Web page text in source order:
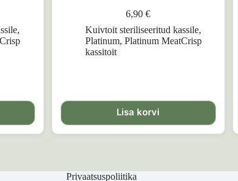
€
€
,
6,90€
Kuivtoit steriliseeritud kassile,
Platinum, Platinum MeatCrisp
kassitoit
Lisa korvi
Privaatsuspoliitika